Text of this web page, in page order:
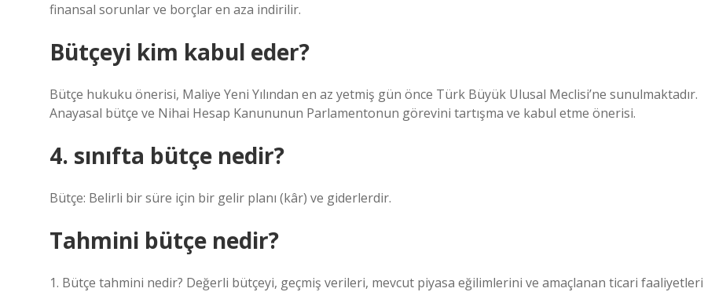
finansal sorunlar ve borçlar en aza indirilir.
Bütçeyi kim kabul eder?
Bütçe hukuku önerisi, Maliye Yeni Yılından en az yetmiş gün önce Türk Büyük Ulusal Meclisi’ne sunulmaktadır.
Anayasal bütçe ve Nihai Hesap Kanununun Parlamentonun görevini tartışma ve kabul etme önerisi.
4. sınıfta bütçe nedir?
Bütçe: Belirli bir süre için bir gelir planı (kâr) ve giderlerdir.
Tahmini bütçe nedir?
1. Bütçe tahmini nedir? Değerli bütçeyi, geçmiş verileri, mevcut piyasa eğilimlerini ve amaçlanan ticari faaliyetleri